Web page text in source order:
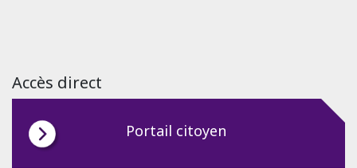
Accès direct
Portail citoyen